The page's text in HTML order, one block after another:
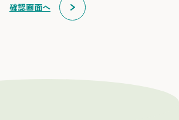
確認画面へ